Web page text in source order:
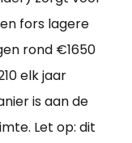
fors lagere
rond €1650
elk jaar
is aan de
Let op: dit